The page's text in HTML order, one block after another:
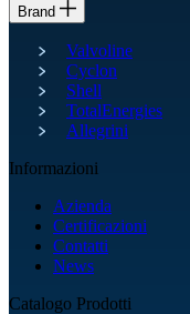
Brand
Valvoline
Cyclon
Shell
TotalEnergies
Allegrini
Informazioni
Azienda
Certificazioni
Contatti
News
Catalogo Prodotti